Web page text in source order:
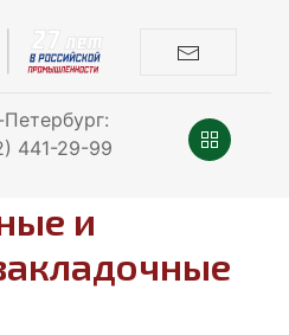
441-29-99
и